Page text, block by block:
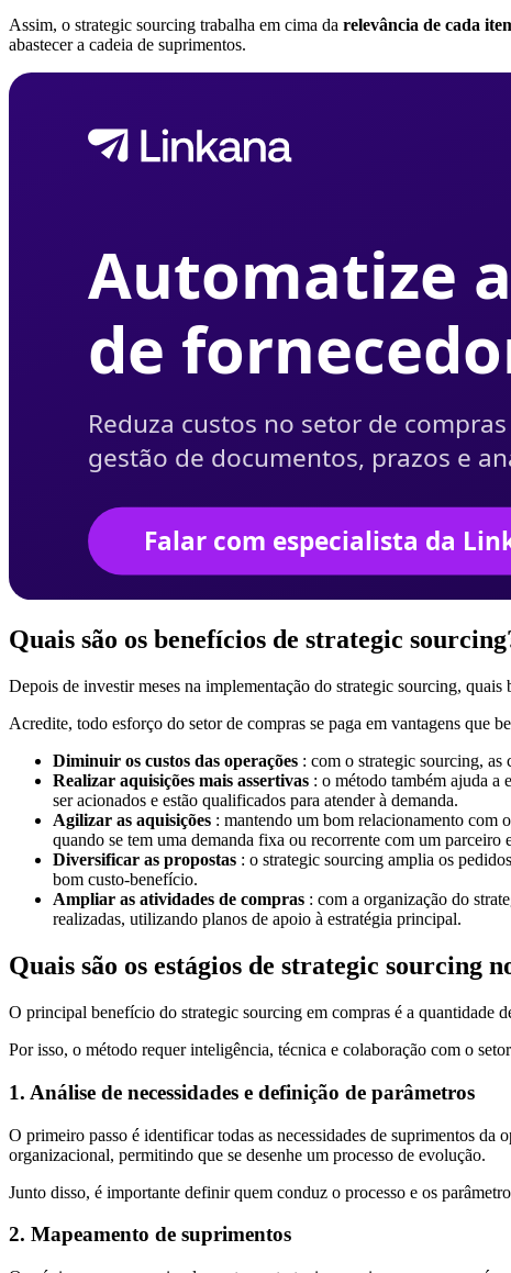
Assim, o strategic sourcing trabalha em cima da relevância de cada
abastecer a cadeia de suprimentos.
Quais são os benefícios de strategic
Depois de investir meses na implementação do strategic sourcing,
Acredite, todo esforço do setor de compras se paga em vantagens que
Diminuir os custos das operações : com o strategic sourcing, as
Realizar aquisições mais assertivas : o método também ajuda a
ser acionados e estão qualificados para atender à demanda.
Agilizar as aquisições : mantendo um bom relacionamento com
quando se tem uma demanda fixa ou recorrente com um parceiro
Diversificar as propostas : o strategic sourcing amplia os
bom custo-benefício.
Ampliar as atividades de compras : com a organização do
realizadas, utilizando planos de apoio à estratégia principal.
Quais são os estágios de strategic sourcing
O principal benefício do strategic sourcing em compras é a quantidade
Por isso, o método requer inteligência, técnica e colaboração com o
1. Análise de necessidades e definição de parâmetros
O primeiro passo é identificar todas as necessidades de suprimentos da
organizacional, permitindo que se desenhe um processo de evolução.
Junto disso, é importante definir quem conduz o processo e os
2. Mapeamento de suprimentos